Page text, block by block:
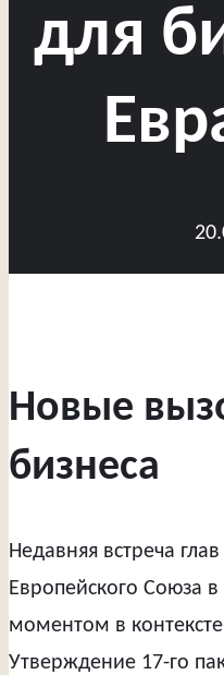
для
Новые
бизнеса
Недавняя встреча
Европейского Союза
моментом в
Утверждение 17-го